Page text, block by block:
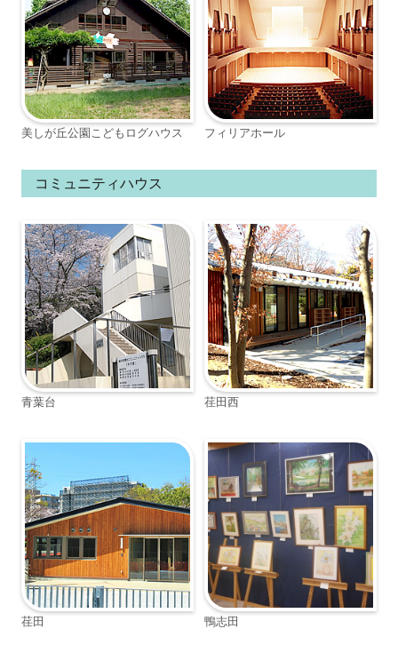
美しが丘公園こどもログハウス フィリアホール
コミュニティハウス
青葉台 荏田西
荏田 鴨志田